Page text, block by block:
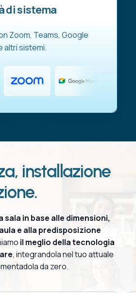
di sistema
Zoom, Teams, Google
altri sistemi.
installazione
in base alle dimensioni,
e alla predisposizione
il meglio della tecnologia
, integrandola nel tuo attuale
da zero.